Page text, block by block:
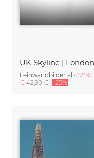
UK Skyline | London
Leinwandbilder ab 32,90
€ 42,90 € -25%